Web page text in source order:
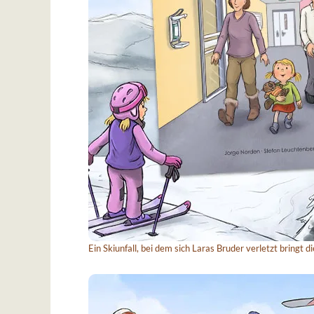
Ein Skiunfall, bei dem sich Laras Bruder verletzt bringt